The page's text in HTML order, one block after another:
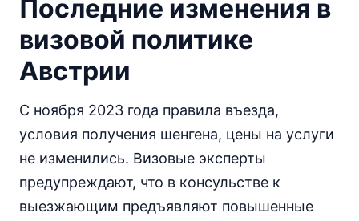
Последние изменения в
визовой политике
Австрии
С ноября 2023 года правила въезда,
условия получения шенгена, цены на услуги
не изменились. Визовые эксперты
предупреждают, что в консульстве к
выезжающим предъявляют повышенные